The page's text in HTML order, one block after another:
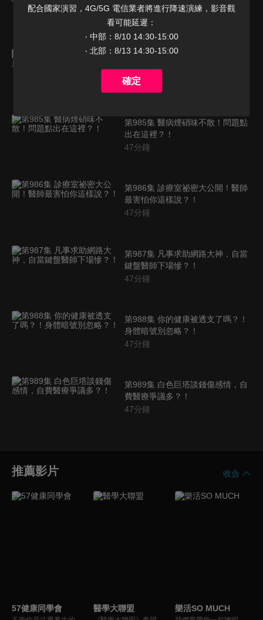
然也講究這些？！
47
分鐘
你跟上了嗎？！
47分鐘
第985集 醫病煙硝味不散！問題點
出在這裡？！
47分鐘
第986集 診療室祕密大公開！醫師
最害怕你這樣說？！
47分鐘
第987集 凡事求助網路大神，自當
鍵盤醫師下場慘？！
47分鐘
第988集 你的健康被透支了嗎？！
身體暗號別忽略？！
47分鐘
第989集 白色巨塔談錢傷感情，自
費醫療爭議多？！
47分鐘
推薦影片 收合
57健康同學會 醫學大聯盟 樂活SO MUCH
配合國家演習，4G/5G 電信業者將進行降速演練，影音觀
看可能延遲：
‧ 中部：8/10 14:30-15:00
‧ 北部：8/13 14:30-15:00
確定